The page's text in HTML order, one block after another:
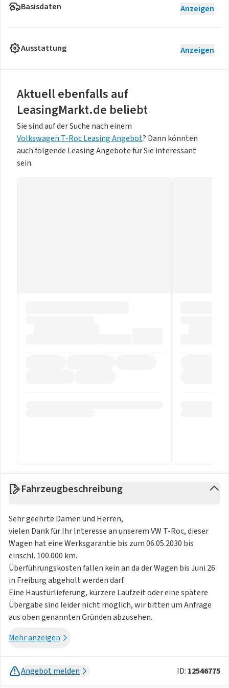
Basisdaten Anzeigen
Ausstattung Anzeigen
Aktuell ebenfalls auf
LeasingMarkt.de beliebt
Sie sind auf der Suche nach einem
Volkswagen T-Roc Leasing Angebot? Dann könnten
auch folgende Leasing Angebote für Sie interessant
sein.
Fahrzeugbeschreibung
Sehr geehrte Damen und Herren,
vielen Dank für Ihr Interesse an unserem VW T-Roc, dieser
Wagen hat eine Werksgarantie bis zum 06.05.2030 bis
einschl. 100.000 km.
Überführungskosten fallen kein an da der Wagen bis Juni 26
in Freiburg abgeholt werden darf.
Eine Haustürlieferung, kürzere Laufzeit oder eine spätere
Übergabe sind leider nicht möglich, wir bitten um Anfrage
aus oben genannten Gründen abzusehen.
Highlights:
- Digital Cockpit (Instrumentenanzeige digital)
Mehr anzeigen
Angebot melden ID: 12546775